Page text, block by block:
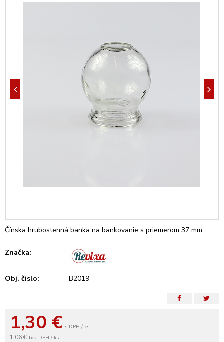
1,30 € s DPH / ks.
1,06 € bez DPH / ks.
Čínska hrubostenná banka na bankovanie s priemerom 37 mm.
Značka:
Obj. čislo: B2019